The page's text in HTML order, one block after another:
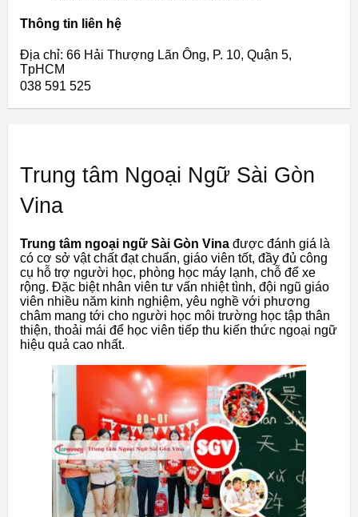
Thông tin liên hệ
Địa chỉ: 66 Hải Thượng Lãn Ông, P. 10, Quận 5,
TpHCM
038 591 525
Trung tâm Ngoại Ngữ Sài Gòn
Vina
Trung tâm ngoại ngữ Sài Gòn Vina được đánh giá là
có cơ sở vật chất đạt chuẩn, giáo viên tốt, đầy đủ công
cụ hỗ trợ người học, phòng học máy lạnh, chỗ để xe
rộng. Đặc biệt nhân viên tư vấn nhiệt tình, đội ngũ giáo
viên nhiều năm kinh nghiệm, yêu nghề với phương
châm mang tới cho người học môi trường học tập thân
thiện, thoải mái để học viên tiếp thu kiến thức ngoại ngữ
hiệu quả cao nhất.